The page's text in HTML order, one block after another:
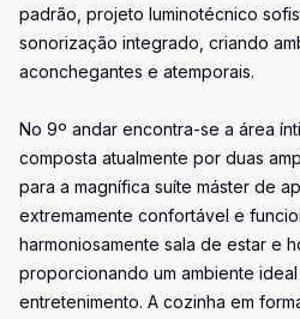
padrão, projeto luminotécnico
sonorização integrado, criando
aconchegantes e atemporais.
No 9º andar encontra-se a área
composta atualmente por duas
para a magnífica suíte máster de
extremamente confortável e
harmoniosamente sala de estar e
proporcionando um ambiente
entretenimento. A cozinha em